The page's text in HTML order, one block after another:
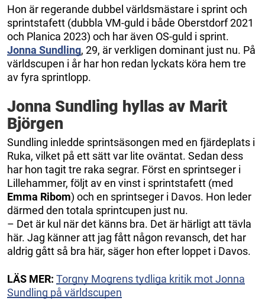
Hon är regerande dubbel världsmästare i sprint och
sprintstafett (dubbla VM-guld i både Oberstdorf 2021
och Planica 2023) och har även OS-guld i sprint.
Jonna Sundling, 29, är verkligen dominant just nu. På
världscupen i år har hon redan lyckats köra hem tre
av fyra sprintlopp.
Jonna Sundling hyllas av Marit
Björgen
Sundling inledde sprintsäsongen med en fjärdeplats i
Ruka, vilket på ett sätt var lite oväntat. Sedan dess
har hon tagit tre raka segrar. Först en sprintseger i
Lillehammer, följt av en vinst i sprintstafett (med
Emma Ribom) och en sprintseger i Davos. Hon leder
därmed den totala sprintcupen just nu.
– Det är kul när det känns bra. Det är härligt att tävla
här. Jag känner att jag fått någon revansch, det har
aldrig gått så bra här, säger hon efter loppet i Davos.
LÄS MER: Torgny Mogrens tydliga kritik mot Jonna
Sundling på världscupen